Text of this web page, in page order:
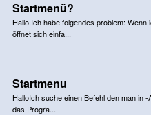
Startmenü?
Hallo.Ich habe folgendes problem:
öffnet sich einfa...
Startmenu
HalloIch suche einen Befehl den man in
das Progra...